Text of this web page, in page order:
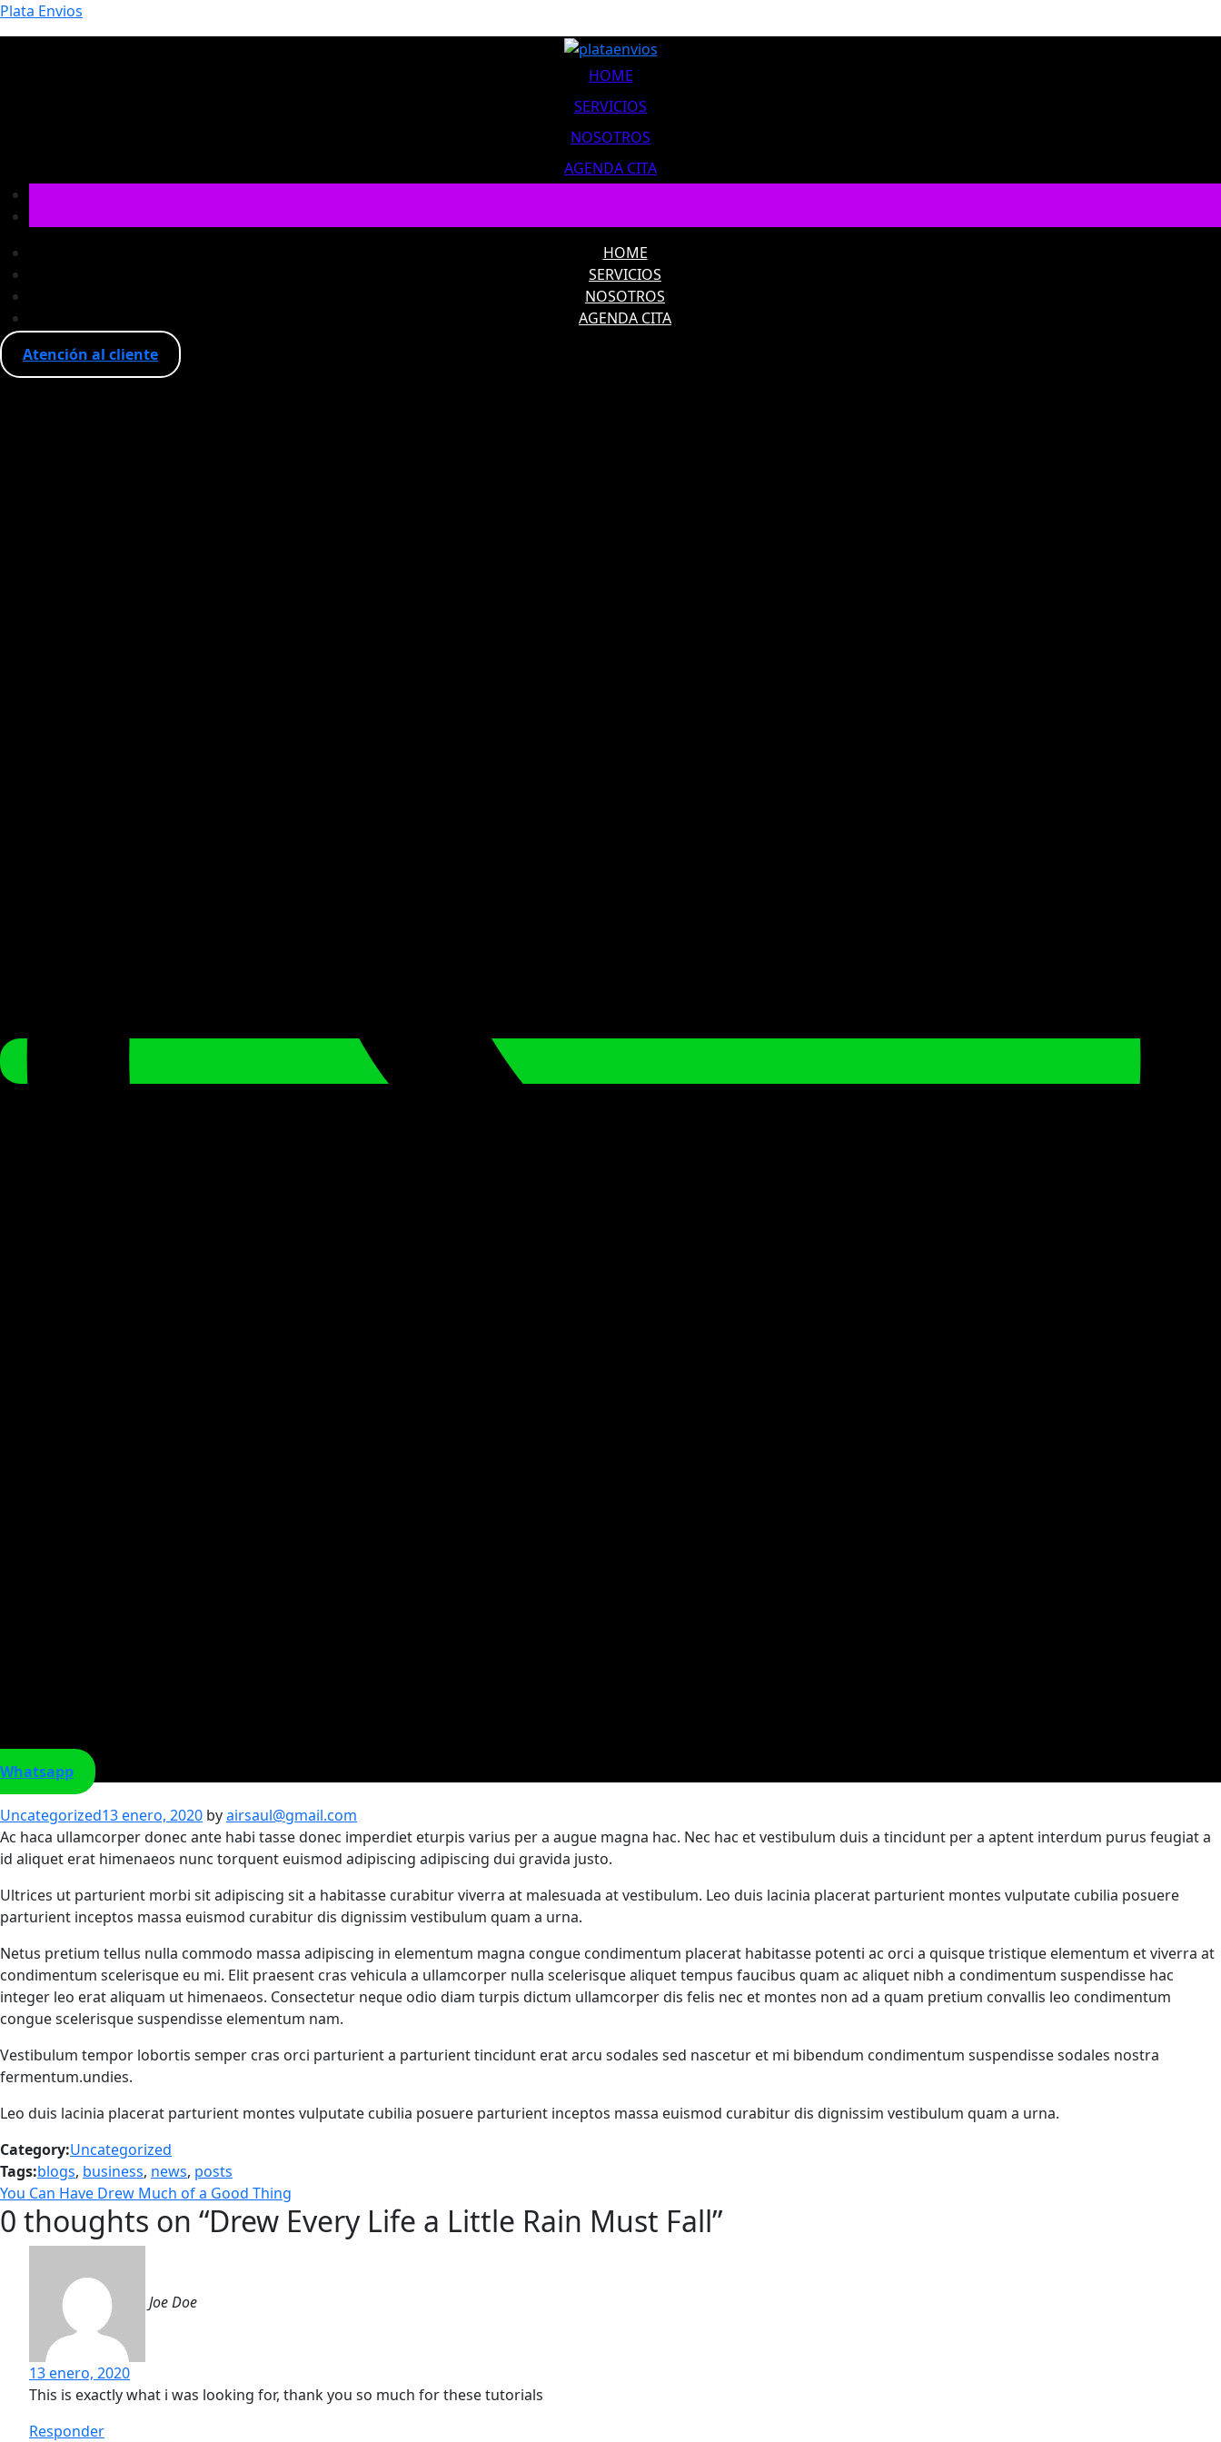
Plata Envios
HOME
SERVICIOS
NOSOTROS
AGENDA CITA
HOME
SERVICIOS
NOSOTROS
AGENDA CITA
Atención al cliente
Whatsapp
Categories
Uncategorized13 enero, 2020 byairsaul@gmail.com
Ac haca ullamcorper donec ante habi tasse donec imperdiet eturpis varius per a augue magna hac. Nec hac et vestibulum duis a tincidunt per a aptent interdum purus feugiat a
id aliquet erat himenaeos nunc torquent euismod adipiscing adipiscing dui gravida justo.
Ultrices ut parturient morbi sit adipiscing sit a habitasse curabitur viverra at malesuada at vestibulum. Leo duis lacinia placerat parturient montes vulputate cubilia posuere
parturient inceptos massa euismod curabitur dis dignissim vestibulum quam a urna.
Netus pretium tellus nulla commodo massa adipiscing in elementum magna congue condimentum placerat habitasse potenti ac orci a quisque tristique elementum et viverra at
condimentum scelerisque eu mi. Elit praesent cras vehicula a ullamcorper nulla scelerisque aliquet tempus faucibus quam ac aliquet nibh a condimentum suspendisse hac
integer leo erat aliquam ut himenaeos. Consectetur neque odio diam turpis dictum ullamcorper dis felis nec et montes non ad a quam pretium convallis leo condimentum
congue scelerisque suspendisse elementum nam.
Vestibulum tempor lobortis semper cras orci parturient a parturient tincidunt erat arcu sodales sed nascetur et mi bibendum condimentum suspendisse sodales nostra
fermentum.undies.
Leo duis lacinia placerat parturient montes vulputate cubilia posuere parturient inceptos massa euismod curabitur dis dignissim vestibulum quam a urna.
Category:Uncategorized
Tags:blogs, business, news, posts
Navegación
de
entradas
Previous
post:
You Can Have Drew Much of a Good Thing
0 thoughts on “Drew Every Life a Little Rain Must Fall”
Joe Doe
13 enero, 2020
This is exactly what i was looking for, thank you so much for these tutorials
Responder